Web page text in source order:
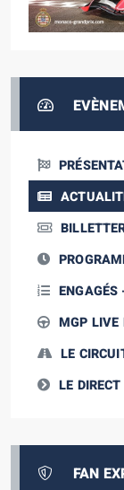
ENGAGÉS
MGP LIVE
LE
LE DIRECT
FAN